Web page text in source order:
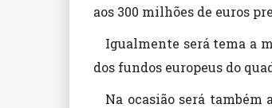
aos 300 milhões de euros
Igualmente será tema a
dos fundos europeus do
Na ocasião será também